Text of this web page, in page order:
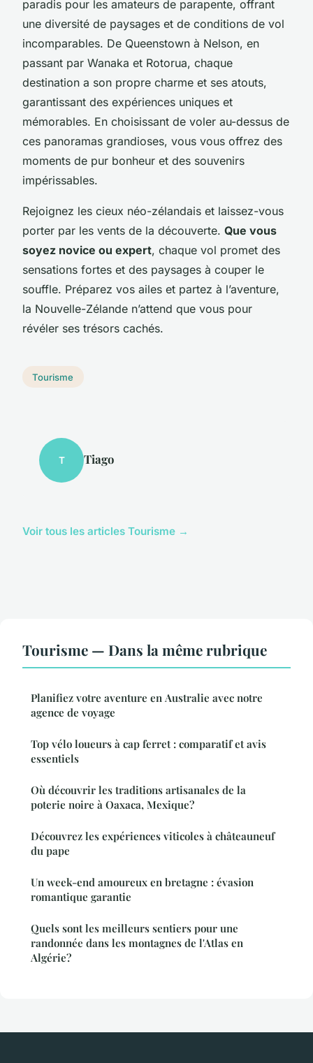
paradis pour les amateurs de parapente, offrant
une diversité de paysages et de conditions de vol
incomparables. De Queenstown à Nelson, en
passant par Wanaka et Rotorua, chaque
destination a son propre charme et ses atouts,
garantissant des expériences uniques et
mémorables. En choisissant de voler au-dessus de
ces panoramas grandioses, vous vous offrez des
moments de pur bonheur et des souvenirs
impérissables.
Rejoignez les cieux néo-zélandais et laissez-vous
porter par les vents de la découverte. Que vous
soyez novice ou expert, chaque vol promet des
sensations fortes et des paysages à couper le
souffle. Préparez vos ailes et partez à l’aventure,
la Nouvelle-Zélande n’attend que vous pour
révéler ses trésors cachés.
Tourisme
T Tiago
Voir tous les articles Tourisme →
Tourisme — Dans la même rubrique
Planifiez votre aventure en Australie avec notre
agence de voyage
Top vélo loueurs à cap ferret : comparatif et avis
essentiels
Où découvrir les traditions artisanales de la
poterie noire à Oaxaca, Mexique?
Découvrez les expériences viticoles à châteauneuf
du pape
Un week-end amoureux en bretagne : évasion
romantique garantie
Quels sont les meilleurs sentiers pour une
randonnée dans les montagnes de l'Atlas en
Algérie?